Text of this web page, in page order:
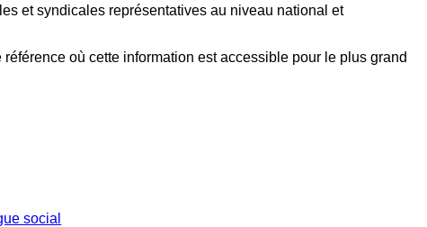
et syndicales représentatives au niveau national et
où cette information est accessible pour le plus grand
social